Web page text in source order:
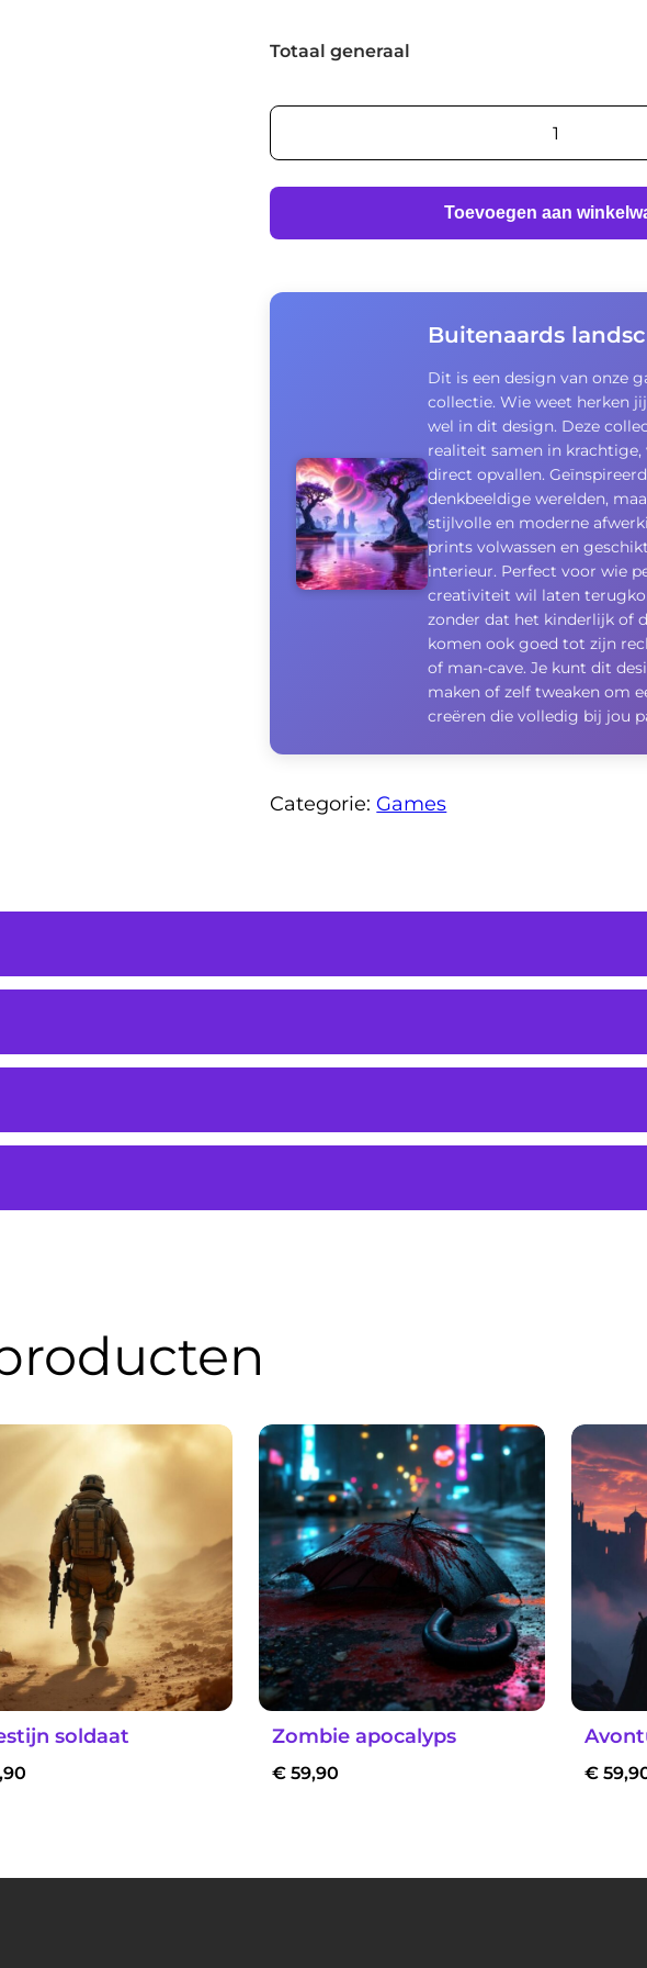
Totaal generaal
Buitenaards
landschap
Toevoegen aan
Buitenaards
Dit is een design van onze
collectie. Wie weet herken
wel in dit design. Deze
realiteit samen in
direct opvallen.
denkbeeldige werelden,
stijlvolle en moderne
prints volwassen en
interieur. Perfect voor wie
creativiteit wil laten
zonder dat het kinderlijk of
komen ook goed tot zijn
of man-cave. Je kunt dit
maken of zelf tweaken om
creëren die volledig bij jou
Categorie: Games
soldaat Zombie apocalyps
€ 59,90 €